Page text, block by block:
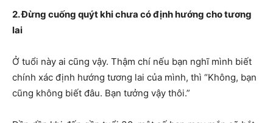
2. Đừng cuống quýt khi chưa có định hướng cho tương
lai
Ở tuổi này ai cũng vậy. Thậm chí nếu bạn nghĩ mình biết
chính xác định hướng tương lai của mình, thì “Không, bạn
cũng không biết đâu. Bạn tưởng vậy thôi.”